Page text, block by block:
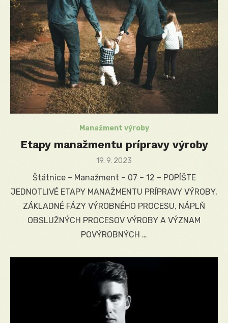
Manažment výroby
Etapy manažmentu prípravy výroby
Posted
19. 9. 2023
Štátnice – Manažment – 07 – 12 – POPÍŠTE
JEDNOTLIVÉ ETAPY MANAŽMENTU PRÍPRAVY VÝROBY,
ZÁKLADNÉ FÁZY VÝROBNÉHO PROCESU, NÁPLŇ
OBSLUŽNÝCH PROCESOV VÝROBY A VÝZNAM
POVÝROBNÝCH …